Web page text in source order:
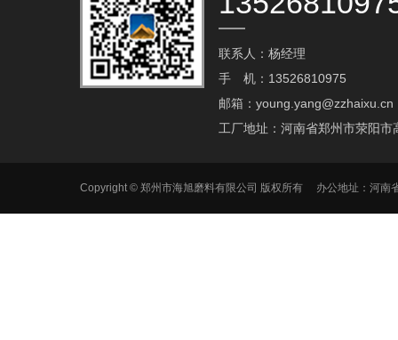
联系人：杨经理
手 机：13526810975
邮箱：young.yang@zzhaixu.cn
工厂地址：河南省郑州市荥阳市
Copyright © 郑州市海旭磨料有限公司 版权所有 办公地址：河